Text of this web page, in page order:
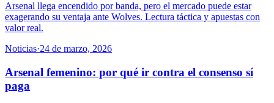
Arsenal llega encendido por banda, pero el mercado puede estar
exagerando su ventaja ante Wolves. Lectura táctica y apuestas con
valor real.
Noticias·24 de marzo, 2026
Arsenal femenino: por qué ir contra el consenso sí
paga